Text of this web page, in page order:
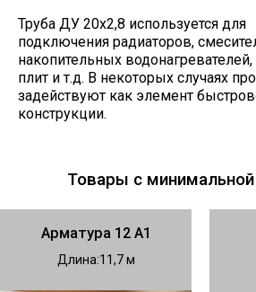
Труба ДУ 20х2,8 используется для
подключения радиаторов,
накопительных
плит и т.д. В некоторых случаях
задействуют как элемент
конструкции.
Товары с
Арматура 12 А1
Длина 11,7